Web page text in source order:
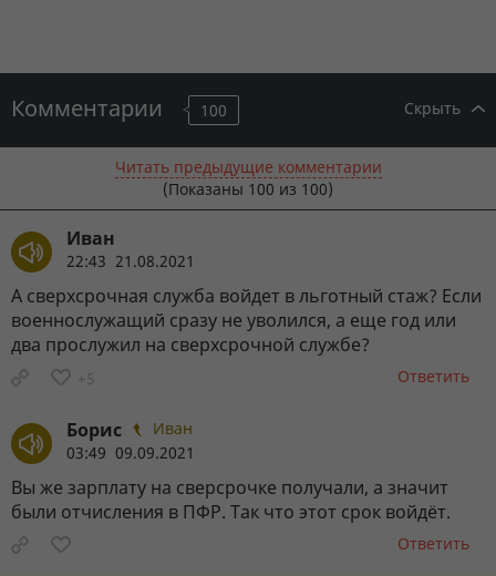
Комментарии 100 Скрыть
Читать предыдущие комментарии
(Показаны 100 из 100)
Иван
22:43 21.08.2021
А сверхсрочная служба войдет в льготный стаж? Если
военнослужащий сразу не уволился, а еще год или
два прослужил на сверхсрочной службе?
+5 Ответить
Борис
Иван
03:49 09.09.2021
Вы же зарплату на сверсрочке получали, а значит
были отчисления в ПФР. Так что этот срок войдёт.
Ответить